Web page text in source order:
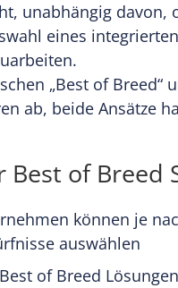
unabhängig
eines
„Best of Breed“
ab, beide Ansätze
of Breed
können je
auswählen
of Breed